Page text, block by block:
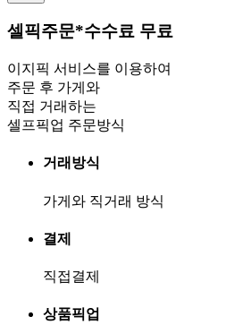
셀픽주문*수수료 무료
이지픽 서비스를 이용하여
주문 후 가게와
직접 거래하는
셀프픽업 주문방식
거래방식
가게와 직거래 방식
결제
직접결제
상품픽업